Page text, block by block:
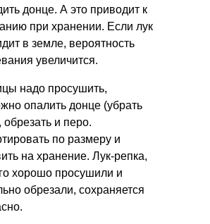
донце. А это приводит к
при хранении. Если лук
в земле, вероятность
увеличится.
надо просушить,
опалить донце (убрать
обрезать и перо.
по размеру и
на хранение. Лук-репка,
хорошо просушили и
обрезали, сохраняется